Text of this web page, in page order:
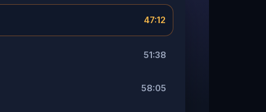
47:12
51:38
58:05